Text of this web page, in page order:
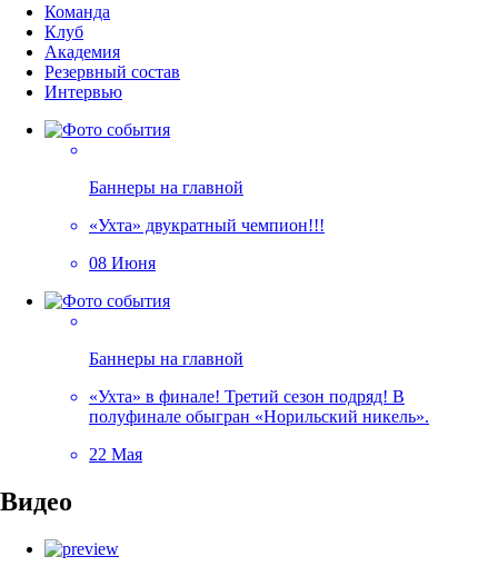
Команда
Клуб
Академия
Резервный состав
Интервью
Баннеры на главной
«Ухта» двукратный чемпион!!!
08 Июня
Баннеры на главной
«Ухта» в финале! Третий сезон подряд! В
полуфинале обыгран «Норильский никель».
22 Мая
Видео